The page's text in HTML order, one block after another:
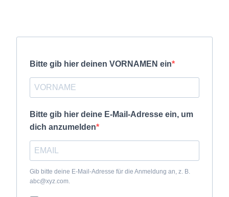
Bitte gib hier deinen VORNAMEN ein
Bitte gib hier deine E-Mail-Adresse ein, um
dich anzumelden
Gib bitte deine E-Mail-Adresse für die Anmeldung an, z. B.
abc@xyz.com.